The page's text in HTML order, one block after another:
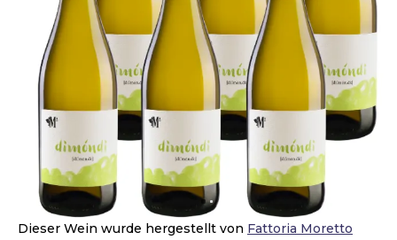
Dieser Wein wurde hergestellt von Fattoria Moretto